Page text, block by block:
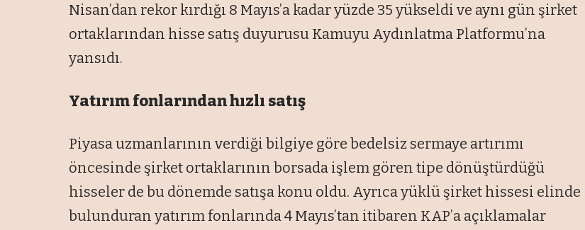
Nisan’dan rekor kırdığı 8 Mayıs’a kadar yüzde 35 yükseldi ve aynı gün şirket
ortaklarından hisse satış duyurusu Kamuyu Aydınlatma Platformu’na
yansıdı.
Yatırım fonlarından hızlı satış
Piyasa uzmanlarının verdiği bilgiye göre bedelsiz sermaye artırımı
öncesinde şirket ortaklarının borsada işlem gören tipe dönüştürdüğü
hisseler de bu dönemde satışa konu oldu. Ayrıca yüklü şirket hissesi elinde
bulunduran yatırım fonlarında 4 Mayıs’tan itibaren KAP’a açıklamalar